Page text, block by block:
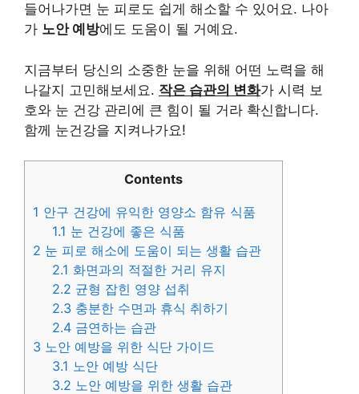
들어나가면 눈 피로도 쉽게 해소할 수 있어요. 나아
가 노안 예방에도 도움이 될 거예요.
지금부터 당신의 소중한 눈을 위해 어떤 노력을 해
나갈지 고민해보세요. 작은 습관의 변화가 시력 보
호와 눈 건강 관리에 큰 힘이 될 거라 확신합니다.
함께 눈건강을 지켜나가요!
Contents
1 안구 건강에 유익한 영양소 함유 식품
1.1 눈 건강에 좋은 식품
2 눈 피로 해소에 도움이 되는 생활 습관
2.1 화면과의 적절한 거리 유지
2.2 균형 잡힌 영양 섭취
2.3 충분한 수면과 휴식 취하기
2.4 금연하는 습관
3 노안 예방을 위한 식단 가이드
3.1 노안 예방 식단
3.2 노안 예방을 위한 생활 습관